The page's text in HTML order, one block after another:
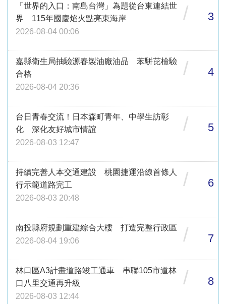
「世界的入口：南島台灣」為題從台東連結世
界 115年國慶焰火點亮東海岸
2026-08-04 00:06
/ 3
嘉縣衛生局抽驗源春製油廠油品 苯駢芘檢驗
合格
2026-08-04 20:36
/ 4
台日青春交流！日本森町青年、中學生訪彰
化 深化友好城市情誼
2026-08-03 12:47
/ 5
持續完善人本交通建設 桃園捷運沿線首條人
行示範道路完工
2026-08-03 20:48
/ 6
南投縣府規劃重建綜合大樓 打造完整行政區
2026-08-04 19:06
/ 7
林口區A3計畫道路竣工通車 串聯105市道林
口八里交通再升級
2026-08-03 12:44
/ 8